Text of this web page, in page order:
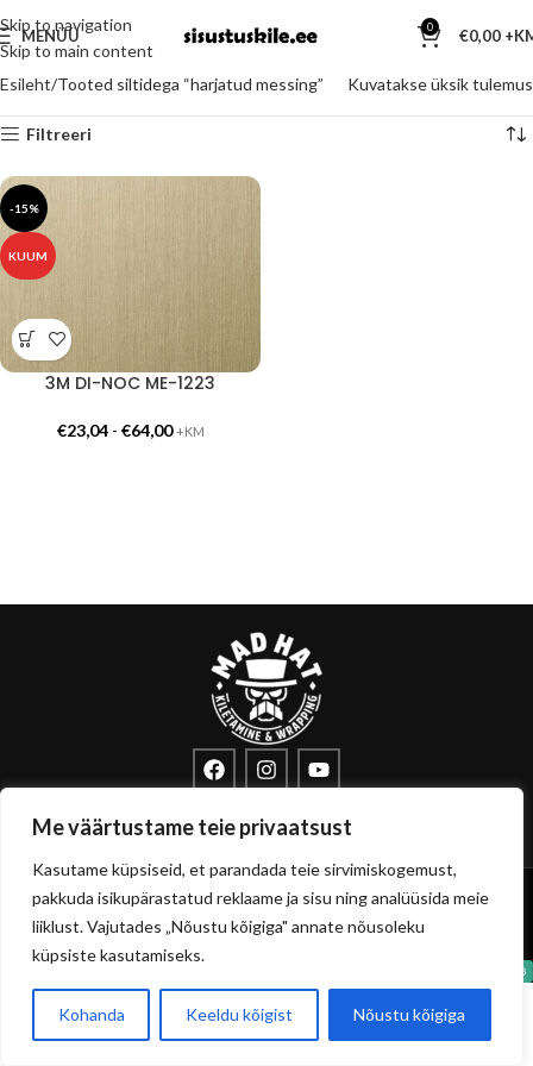
Me väärtustame teie privaatsust
Kasutame küpsiseid, et parandada teie sirvimiskogemust,
pakkuda isikupärastatud reklaame ja sisu ning analüüsida meie
liiklust. Vajutades „Nõustu kõigiga" annate nõusoleku
küpsiste kasutamiseks.
Kohanda Keeldu kõigist Nõustu kõigiga
Skip to navigation
Skip to main content
MENÜÜ 0 €0,00
Esileht Tooted siltidega “harjatud messing” Kuvatakse üksik tulemus
Filtreeri
-15%
KUUM
3M DI-NOC ME-1223
€23,04- €64,00 +KM
Pärnu mnt 160E, 11317 Tallinn
Copyrightsisustuskile.ee© 2026
Privaatsuspoliitika
Müügitingimused
0